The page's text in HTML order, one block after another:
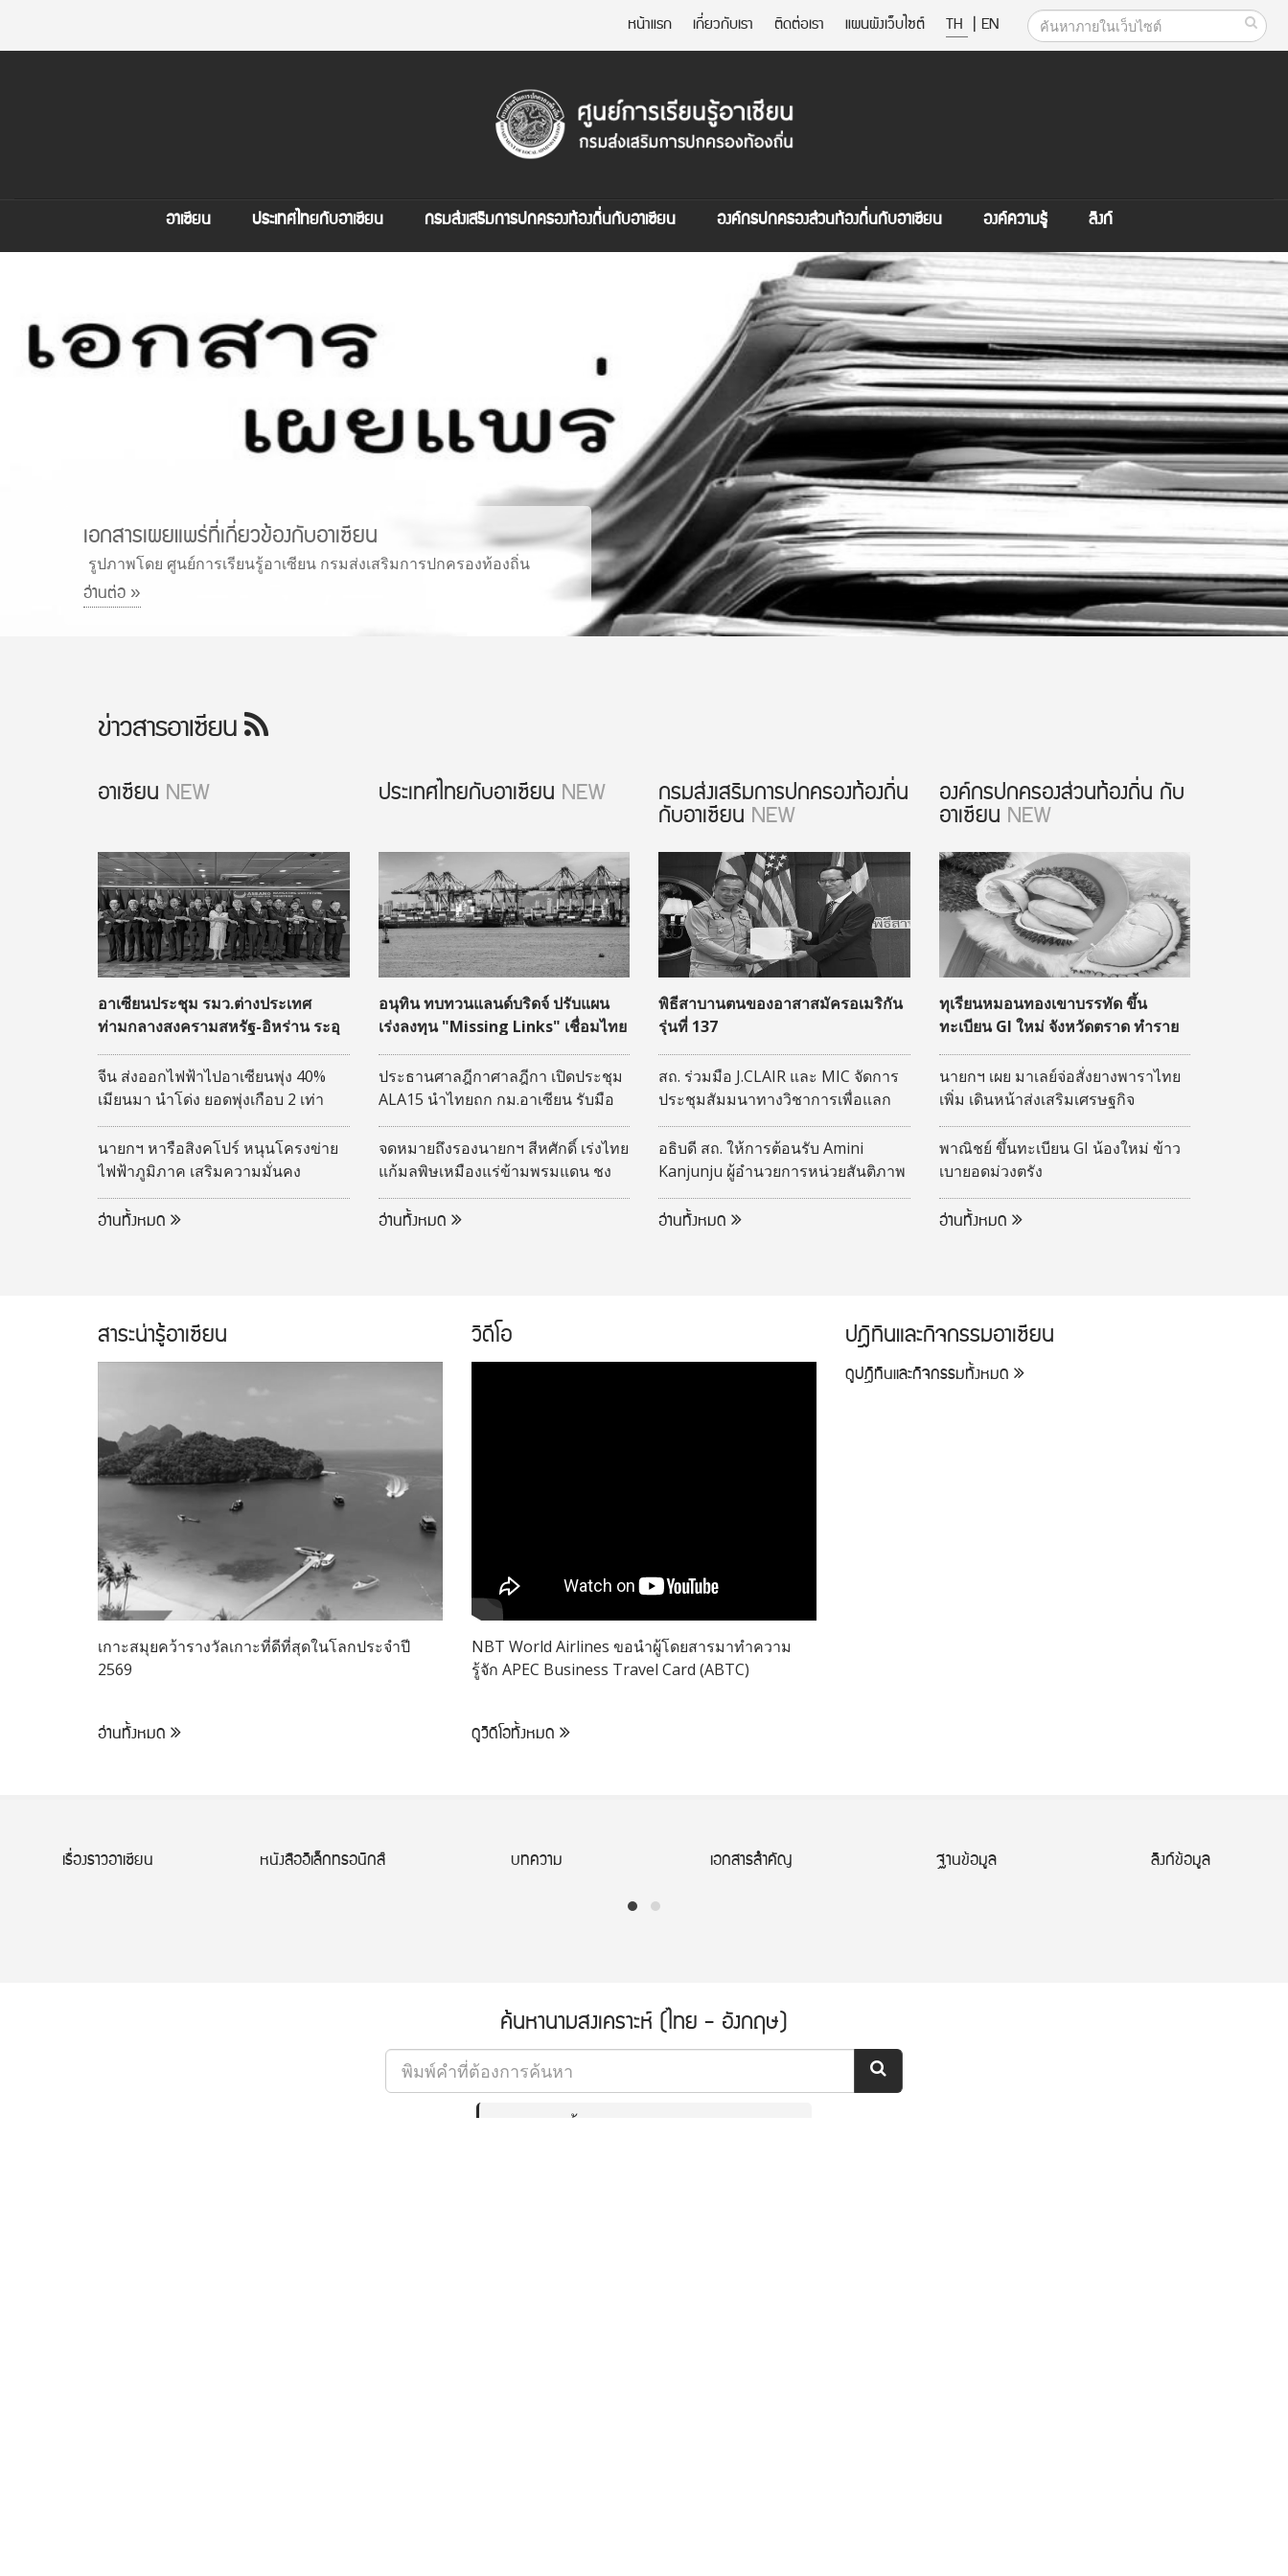
หน้าแรก เกี่ยวกับเรา ติดต่อเรา แผนผังเว็บไซต์ TH | EN
อาเซียน ประเทศไทยกับอาเซียน กรมส่งเสริมการปกครองท้องถิ่นกับอาเซียน องค์กรปกครองส่วนท้องถิ่นกับอาเซียน องค์ความรู้ ลิงก์
เอกสารเผยแพร่ที่เกี่ยวข้องกับอาเซียน
รูปภาพโดย ศูนย์การเรียนรู้อาเซียน กรมส่งเสริมการปกครองท้องถิ่น
อ่านต่อ »
ข่าวสารอาเซียน
อาเซียน NEW
อาเซียนประชุม รมว.ต่างประเทศ
ท่ามกลางสงครามสหรัฐ-อิหร่าน ระอุ
จีน ส่งออกไฟฟ้าไปอาเซียนพุ่ง 40%
เมียนมา นำโด่ง ยอดพุ่งเกือบ 2 เท่า
นายกฯ หารือสิงคโปร์ หนุนโครงข่าย
ไฟฟ้าภูมิภาค เสริมความมั่นคง
พลังงาน
อ่านทั้งหมด
ประเทศไทยกับอาเซียน NEW
อนุทิน ทบทวนแลนด์บริดจ์ ปรับแผน
เร่งลงทุน "Missing Links" เชื่อมไทย
สู่ฮับโลจิสติกส์อาเซียน
ประธานศาลฎีกาศาลฎีกา เปิดประชุม
ALA15 นำไทยถก กม.อาเซียน รับมือ
เศรษฐกิจ
จดหมายถึงรองนายกฯ สีหศักดิ์ เร่งไทย
แก้มลพิษเหมืองแร่ข้ามพรมแดน ชง
11 มาตรการรับมือ
อ่านทั้งหมด
กรมส่งเสริมการปกครองท้องถิ่น
กับอาเซียน NEW
พิธีสาบานตนของอาสาสมัครอเมริกัน
รุ่นที่ 137
สถ. ร่วมมือ J.CLAIR และ MIC จัดการ
ประชุมสัมมนาทางวิชาการเพื่อแลก
เปลี่ยนองค์ความรู้ระหว่างไทยและ
ญี่ปุ่น (DLA -CLAIR-MIC joint Hybrid
Seminar) ประจำปีงบประมาณ 2569
อธิบดี สถ. ให้การต้อนรับ Amini
Kanjunju ผู้อำนวยการหน่วยสันติภาพ
สหรัฐอเมริกา (Peace Corps) ประจำ
ประเทศไทย
อ่านทั้งหมด
องค์กรปกครองส่วนท้องถิ่น กับ
อาเซียน NEW
ทุเรียนหมอนทองเขาบรรทัด ขึ้น
ทะเบียน GI ใหม่ จังหวัดตราด ทำราย
ได้หมื่นล้าน
นายกฯ เผย มาเลย์จ่อสั่งยางพาราไทย
เพิ่ม เดินหน้าส่งเสริมเศรษฐกิจ
ชายแดน
พาณิชย์ ขึ้นทะเบียน GI น้องใหม่ ข้าว
เบายอดม่วงตรัง
อ่านทั้งหมด
สาระน่ารู้อาเซียน
เกาะสมุยคว้ารางวัลเกาะที่ดีที่สุดในโลกประจำปี
2569
อ่านทั้งหมด
วิดีโอ
NBT World Airlines ขอนำผู้โดยสารมาทำความ
รู้จัก APEC Business Travel Card (ABTC)
ดูวิดีโอทั้งหมด
ปฎิทินและกิจกรรมอาเซียน
ดูปฎิทินและกิจกรรมทั้งหมด
เรื่องราวอาเซียน หนังสืออิเล็กทรอนิกส์ บทความ เอกสารสำคัญ ฐานข้อมูล ลิงก์ข้อมูล
ค้นหานามสงเคราะห์ (ไทย - อังกฤษ)
ดูหมวดหมู่ทั้งหมด